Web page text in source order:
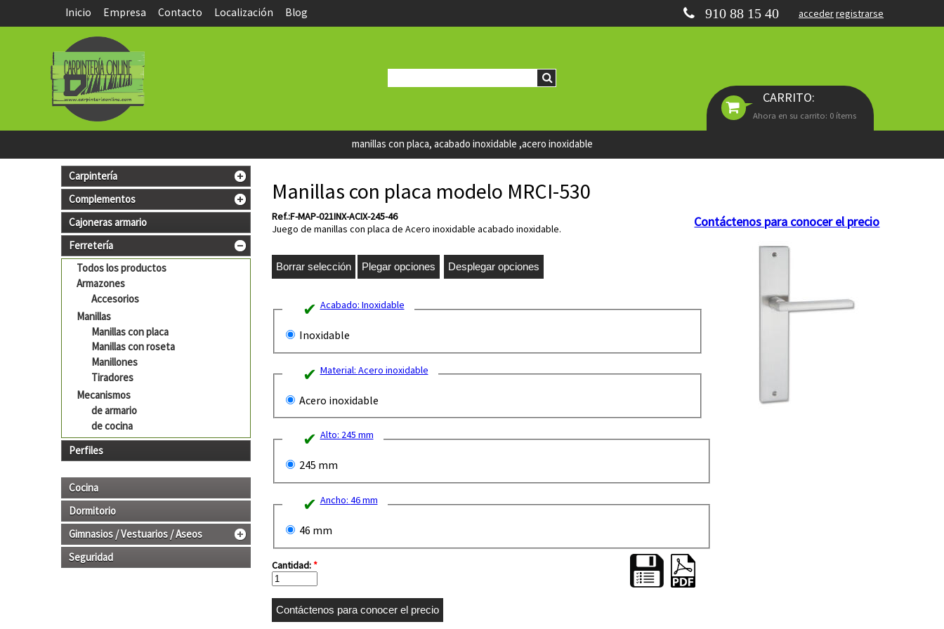
manillas con placa, acabado inoxidable ,acero inoxidable
Inicio Empresa Contacto Localización Blog accederregistrarse
910 88 15 40
CARRITO:
Ahora en su carrito: 0 ítems
Carpintería
Complementos
Cajoneras armario
Ferretería
Todos los productos
Armazones
Accesorios
Manillas
Manillas con placa
Manillas con roseta
Manillones
Tiradores
Mecanismos
de armario
de cocina
Perfiles
Cocina
Dormitorio
Gimnasios / Vestuarios / Aseos
Seguridad
Manillas con placa modelo MRCI-530
Contáctenos para conocer el precio
Ref.:F-MAP-021INX-ACIX-245-46
Juego de manillas con placa de Acero inoxidable acabado inoxidable.
Acabado: Inoxidable
Inoxidable
Material: Acero inoxidable
Acero inoxidable
Alto: 245 mm
245 mm
Ancho: 46 mm
46 mm
Cantidad:*